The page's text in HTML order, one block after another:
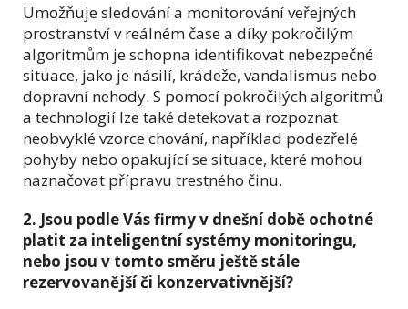
Umožňuje sledování a monitorování veřejných
prostranství v reálném čase a díky pokročilým
algoritmům je schopna identifikovat nebezpečné
situace, jako je násilí, krádeže, vandalismus nebo
dopravní nehody. S pomocí pokročilých algoritmů
a technologií lze také detekovat a rozpoznat
neobvyklé vzorce chování, například podezřelé
pohyby nebo opakující se situace, které mohou
naznačovat přípravu trestného činu.
2. Jsou podle Vás firmy v dnešní době ochotné
platit za inteligentní systémy monitoringu,
nebo jsou v tomto směru ještě stále
rezervovanější či konzervativnější?